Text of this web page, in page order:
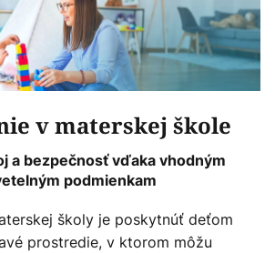
v materskej škole
a bezpečnosť vďaka vhodným
podmienkam
školy je poskytnúť deťom
prostredie, v ktorom môžu